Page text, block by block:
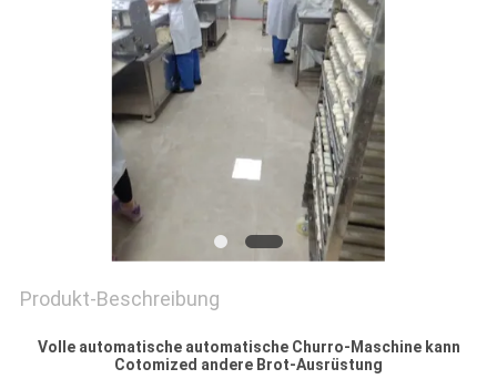
SITEMAP
PRIVACY
Produkt-Beschreibung
Volle automatische automatische Churro-Maschine kann
Cotomized andere Brot-Ausrüstung